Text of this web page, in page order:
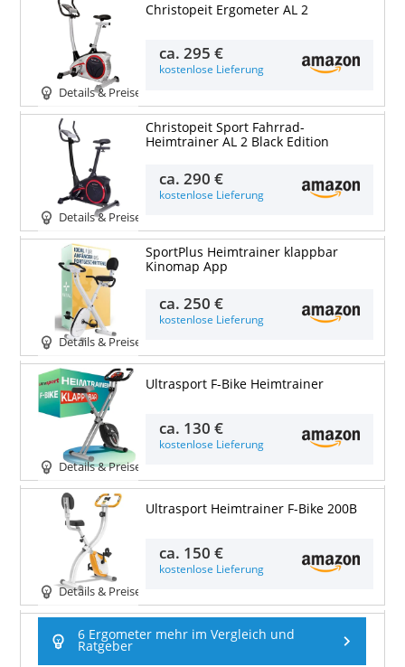
Details & Preise
Christopeit Ergometer AL 2
ca.295 €
kostenlose Lieferung
Details & Preise
Christopeit Sport Fahrrad-
Heimtrainer AL 2 Black Edition
ca.290 €
kostenlose Lieferung
Details & Preise
SportPlus Heimtrainer klappbar
Kinomap App
ca.250 €
kostenlose Lieferung
Details & Preise
Ultrasport F-Bike Heimtrainer
ca. 130 €
kostenlose Lieferung
Details & Preise
Ultrasport Heimtrainer F-Bike 200B
ca. 150 €
kostenlose Lieferung
6 Ergometer mehr im Vergleich und
Ratgeber